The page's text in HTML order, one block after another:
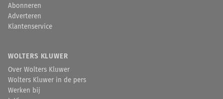
Abonneren
Adverteren
Klantenservice
WOLTERS KLUWER
Over Wolters Kluwer
Wolters Kluwer in de pers
Werken bij